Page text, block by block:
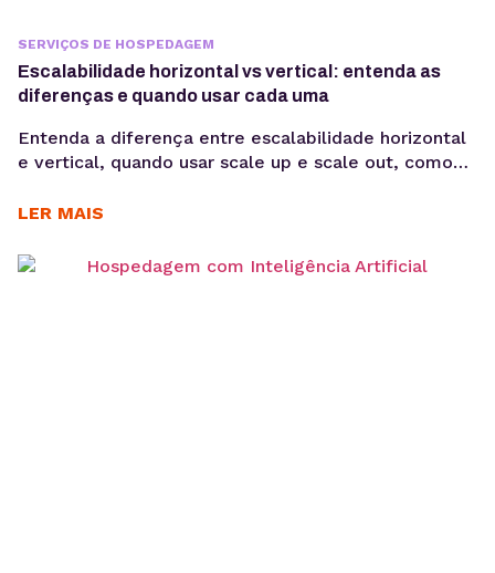
SERVIÇOS DE HOSPEDAGEM
Escalabilidade horizontal vs vertical: entenda as
diferenças e quando usar cada uma
Entenda a diferença entre escalabilidade horizontal
e vertical, quando usar scale up e scale out, como
faz mais sentido para sua aplicação. Quando uma
nem sempre resolve problemas de performance. Em
LER MAIS